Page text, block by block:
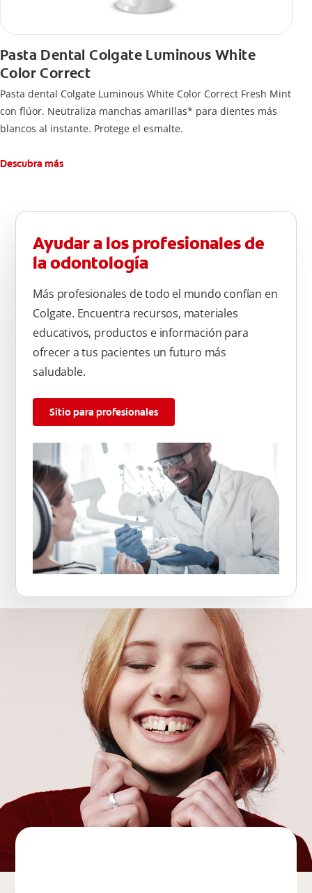
Pasta Dental Colgate Luminous White
Color Correct
Pasta dental Colgate Luminous White Color Correct Fresh Mint
con flúor. Neutraliza manchas amarillas* para dientes más
blancos al instante. Protege el esmalte.
Descubra más
Ayudar a los profesionales de
la odontología
Más profesionales de todo el mundo confían en
Colgate. Encuentra recursos, materiales
educativos, productos e información para
ofrecer a tus pacientes un futuro más
saludable.
Sitio para profesionales